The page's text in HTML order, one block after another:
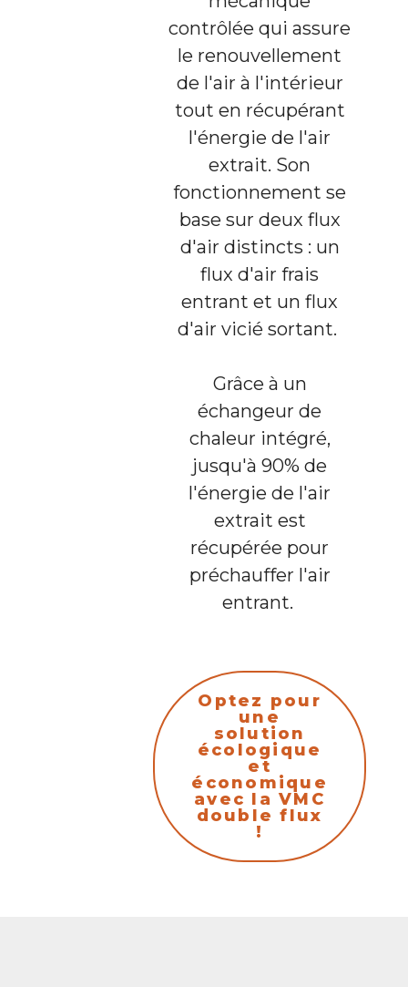
contrôlée qui assure
le renouvellement
de l'air à l'intérieur
tout en récupérant
l'énergie de l'air
extrait. Son
fonctionnement se
base sur deux flux
d'air distincts : un
flux d'air frais
entrant et un flux
d'air vicié sortant.
Grâce à un
échangeur de
chaleur intégré,
jusqu'à 90% de
l'énergie de l'air
extrait est
récupérée pour
préchauffer l'air
entrant.
Optez pour
une
solution
écologique
et
économique
avec la VMC
double flux
!